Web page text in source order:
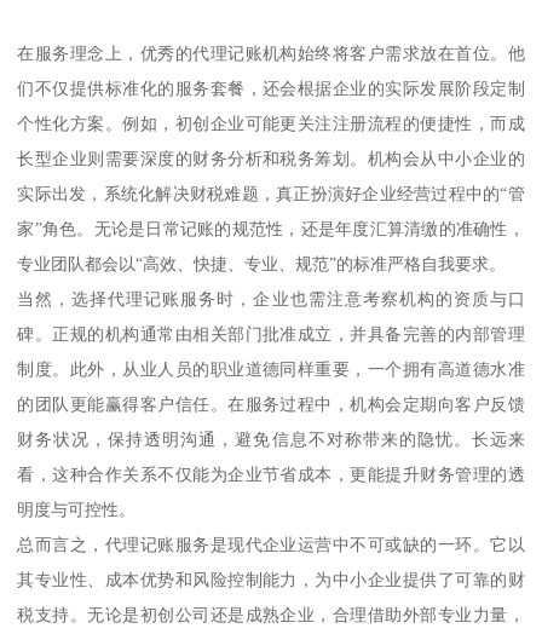
在服务理念上，优秀的代理记账机构始终将客户需求放在首位。他
们不仅提供标准化的服务套餐，还会根据企业的实际发展阶段定制
个性化方案。例如，初创企业可能更关注注册流程的便捷性，而成
长型企业则需要深度的财务分析和税务筹划。机构会从中小企业的
实际出发，系统化解决财税难题，真正扮演好企业经营过程中的“管
家”角色。无论是日常记账的规范性，还是年度汇算清缴的准确性，
专业团队都会以“高效、快捷、专业、规范”的标准严格自我要求。
当然，选择代理记账服务时，企业也需注意考察机构的资质与口
碑。正规的机构通常由相关部门批准成立，并具备完善的内部管理
制度。此外，从业人员的职业道德同样重要，一个拥有高道德水准
的团队更能赢得客户信任。在服务过程中，机构会定期向客户反馈
财务状况，保持透明沟通，避免信息不对称带来的隐忧。长远来
看，这种合作关系不仅能为企业节省成本，更能提升财务管理的透
明度与可控性。
总而言之，代理记账服务是现代企业运营中不可或缺的一环。它以
其专业性、成本优势和风险控制能力，为中小企业提供了可靠的财
税支持。无论是初创公司还是成熟企业，合理借助外部专业力量，